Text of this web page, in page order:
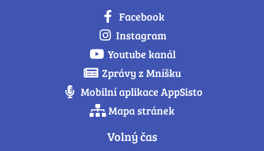
Facebook
Instagram
Youtube kanál
Zprávy z Mníšku
Mobilní aplikace AppSisto
Mapa stránek
Volný čas